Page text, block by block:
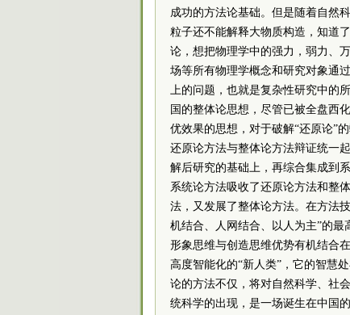
成功的方法论基础。但是随着自然
粒子还不能解释大物质构造，知道
论，想把物理学中的强力，弱力、
场等所有物理学概念和研究对象通
上的问题，也就是复杂性研究中的
国的整体论思想，尽管已被全盘西
优效果的思想，对于破解“还原论”
还原论方法与整体论方法辩证统一
解后研究的基础上，再综合集成到
系统论方法吸收了还原论方法和整
法，又发展了整体论方法。在方法
机结合、人网结合、以人为主”的
形象思维与创造思维优势有机结合
高度智能化的“新人类”，它的智慧
论的方法不仅，将对自然科学、社
统科学的出现，是一场诞生在中国